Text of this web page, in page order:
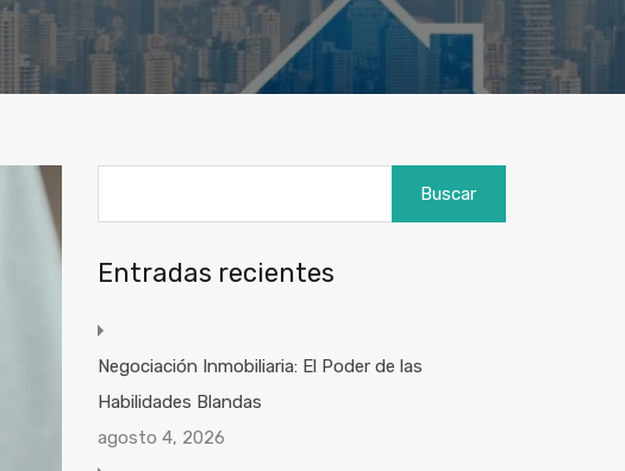
Entradas recientes
Negociación Inmobiliaria: El Poder de las
Habilidades Blandas
agosto 4, 2026